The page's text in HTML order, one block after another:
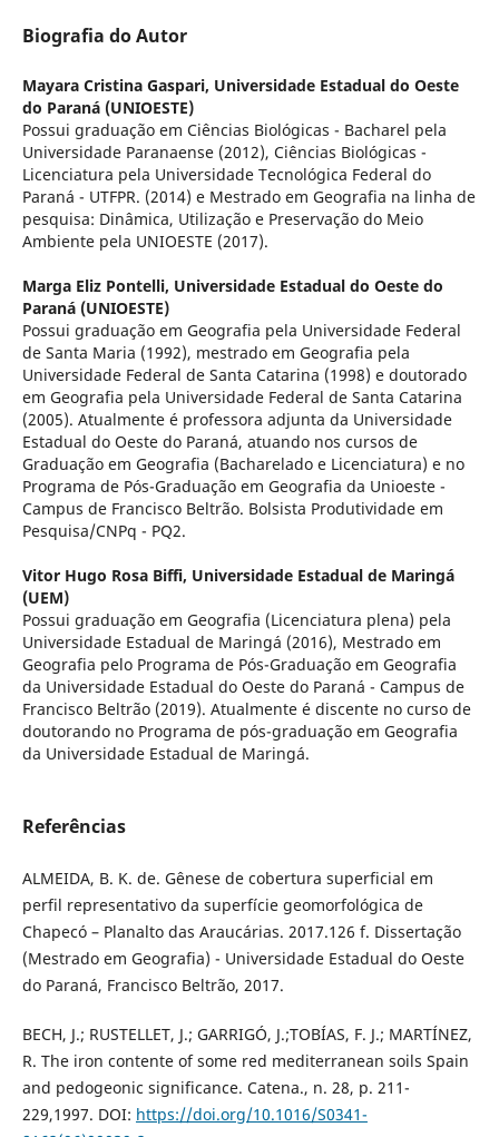
Biografia do Autor
Mayara Cristina Gaspari, Universidade Estadual do Oeste
do Paraná (UNIOESTE)
Possui graduação em Ciências Biológicas - Bacharel pela
Universidade Paranaense (2012), Ciências Biológicas -
Licenciatura pela Universidade Tecnológica Federal do
Paraná - UTFPR. (2014) e Mestrado em Geografia na linha de
pesquisa: Dinâmica, Utilização e Preservação do Meio
Ambiente pela UNIOESTE (2017).
Marga Eliz Pontelli, Universidade Estadual do Oeste do
Paraná (UNIOESTE)
Possui graduação em Geografia pela Universidade Federal
de Santa Maria (1992), mestrado em Geografia pela
Universidade Federal de Santa Catarina (1998) e doutorado
em Geografia pela Universidade Federal de Santa Catarina
(2005). Atualmente é professora adjunta da Universidade
Estadual do Oeste do Paraná, atuando nos cursos de
Graduação em Geografia (Bacharelado e Licenciatura) e no
Programa de Pós-Graduação em Geografia da Unioeste -
Campus de Francisco Beltrão. Bolsista Produtividade em
Pesquisa/CNPq - PQ2.
Vitor Hugo Rosa Biffi, Universidade Estadual de Maringá
(UEM)
Possui graduação em Geografia (Licenciatura plena) pela
Universidade Estadual de Maringá (2016), Mestrado em
Geografia pelo Programa de Pós-Graduação em Geografia
da Universidade Estadual do Oeste do Paraná - Campus de
Francisco Beltrão (2019). Atualmente é discente no curso de
doutorando no Programa de pós-graduação em Geografia
da Universidade Estadual de Maringá.
Referências
ALMEIDA, B. K. de. Gênese de cobertura superficial em
perfil representativo da superfície geomorfológica de
Chapecó – Planalto das Araucárias. 2017.126 f. Dissertação
(Mestrado em Geografia) - Universidade Estadual do Oeste
do Paraná, Francisco Beltrão, 2017.
BECH, J.; RUSTELLET, J.; GARRIGÓ, J.;TOBÍAS, F. J.; MARTÍNEZ,
R. The iron contente of some red mediterranean soils Spain
and pedogeonic significance. Catena., n. 28, p. 211-
229,1997. DOI: https://doi.org/10.1016/S0341-